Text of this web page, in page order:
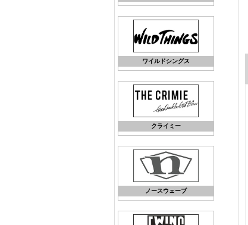
ワイルドシングス
クライミー
ノースウェーブ